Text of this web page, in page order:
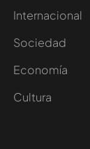
Internacional
Sociedad
Economía
Cultura